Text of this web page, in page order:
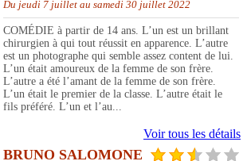
Du jeudi 7 juillet au samedi 30 juillet 2022
COMÉDIE à partir de 14 ans. L’un est un brillant
chirurgien à qui tout réussit en apparence. L’autre
est un photographe qui semble assez content de lui.
L’un était amoureux de la femme de son frère.
L’autre a été l’amant de la femme de son frère.
L’un était le premier de la classe. L’autre était le
fils préféré. L’un et l’au...
Voir tous les détails
BRUNO SALOMONE